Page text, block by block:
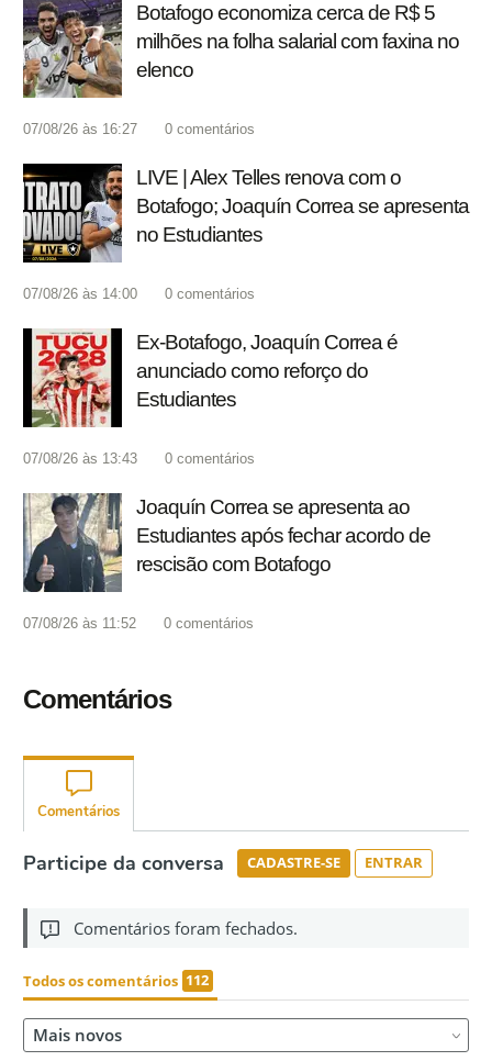
Botafogo economiza cerca de R$ 5
milhões na folha salarial com faxina no
elenco
07/08/26 às 16:27 0 comentários
LIVE | Alex Telles renova com o
Botafogo; Joaquín Correa se apresenta
no Estudiantes
07/08/26 às 14:00 0 comentários
Ex-Botafogo, Joaquín Correa é
anunciado como reforço do
Estudiantes
07/08/26 às 13:43 0 comentários
Joaquín Correa se apresenta ao
Estudiantes após fechar acordo de
rescisão com Botafogo
07/08/26 às 11:52 0 comentários
Comentários